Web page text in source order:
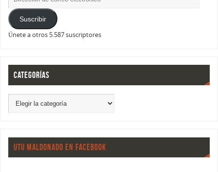
Suscribir
Únete a otros 5.587 suscriptores
CATEGORÍAS
UTU MALDONADO EN FACEBOOK